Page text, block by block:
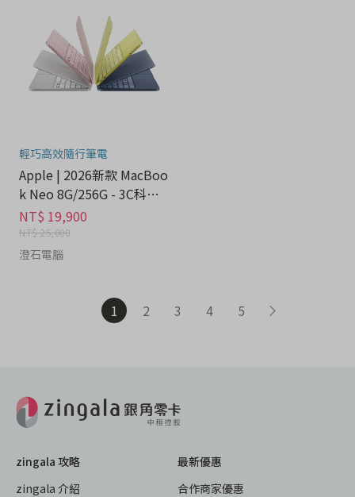
輕巧高效隨行筆電
Apple | 2026新款 MacBoo
k Neo 8G/256G - 3C科技
分期
NT$ 19,900
NT$ 25,000
澄石電腦
1 2 3 4 5
zingala 攻略
zingala 介紹
最新優惠
合作商家優惠